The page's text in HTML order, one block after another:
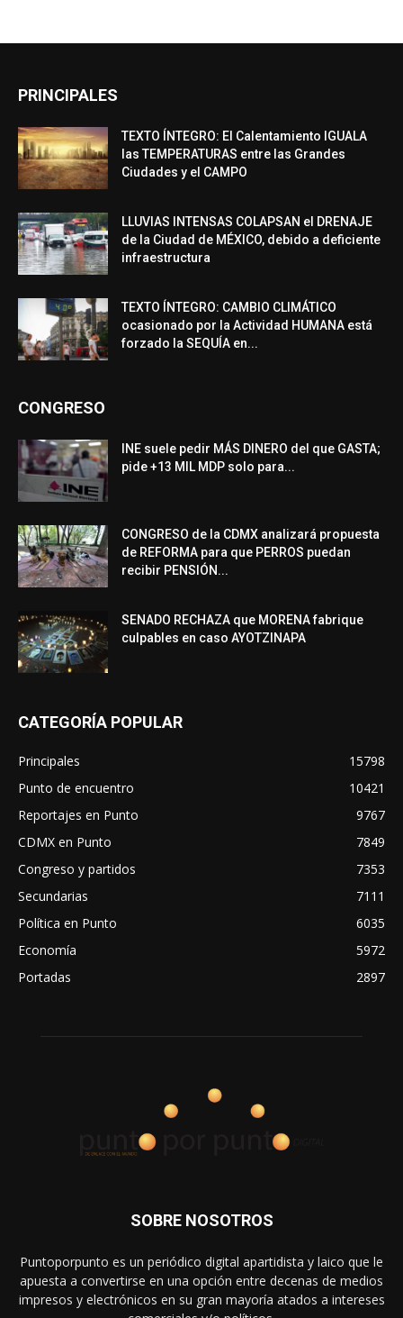
PRINCIPALES
TEXTO ÍNTEGRO: El Calentamiento IGUALA
las TEMPERATURAS entre las Grandes
Ciudades y el CAMPO
LLUVIAS INTENSAS COLAPSAN el DRENAJE
de la Ciudad de MÉXICO, debido a deficiente
infraestructura
TEXTO ÍNTEGRO: CAMBIO CLIMÁTICO
ocasionado por la Actividad HUMANA está
forzado la SEQUÍA en...
CONGRESO
INE suele pedir MÁS DINERO del que GASTA;
pide +13 MIL MDP solo para...
CONGRESO de la CDMX analizará propuesta
de REFORMA para que PERROS puedan
recibir PENSIÓN...
SENADO RECHAZA que MORENA fabrique
culpables en caso AYOTZINAPA
CATEGORÍA POPULAR
Principales
15798
Punto de encuentro
10421
Reportajes en Punto
9767
CDMX en Punto
7849
Congreso y partidos
7353
Secundarias
7111
Política en Punto
6035
Economía
5972
Portadas
2897
SOBRE NOSOTROS
Puntoporpunto es un periódico digital apartidista y laico que le
apuesta a convertirse en una opción entre decenas de medios
impresos y electrónicos en su gran mayoría atados a intereses